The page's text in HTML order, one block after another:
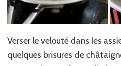
Verser le velouté dans les
quelques brisures de